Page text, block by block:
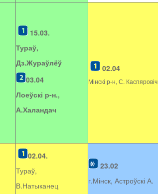
15.03.
Тураў,
Дз.Жураўлёў
03.04
Лоеўскі р-н.,
А.Халандач
02.04
Мінскі р-н, С. Каспяровіч
02.04.
Тураў,
В.Натыканец
23.02
г.Мінск, Астроўскі А.